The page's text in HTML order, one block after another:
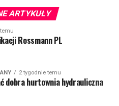
ARTYKUŁY
Rossmann PL
2 tygodnie temu
dobra hurtownia hydrauliczna